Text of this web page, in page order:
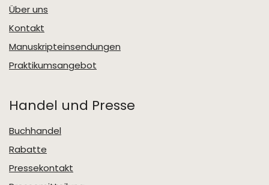
Über uns
Kontakt
Manuskripteinsendungen
Praktikumsangebot
Handel und Presse
Buchhandel
Rabatte
Pressekontakt